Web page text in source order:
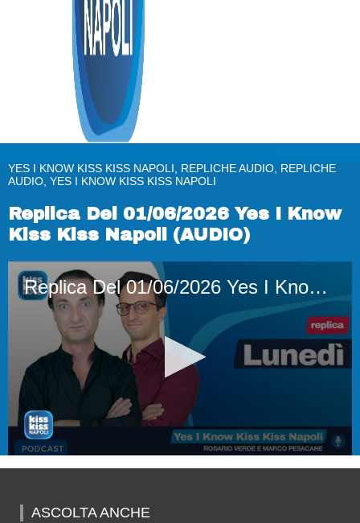
YES I KNOW KISS KISS NAPOLI, REPLICHE AUDIO, REPLICHE
AUDIO, YES I KNOW KISS KISS NAPOLI
Replica Del 01/06/2026 Yes I Know
Kiss Kiss Napoli (AUDIO)
Replica Del 01/06/2026 Yes I Know Kiss Kiss Napoli (AUDIO)
hour,ASCOLTA ANCHE